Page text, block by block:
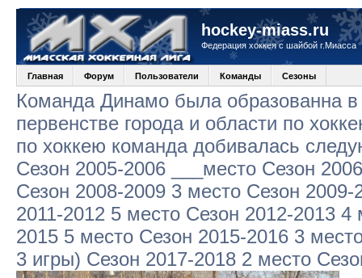
hockey-miass.ru
Федерация хоккея с шайбой г.Миасса
Главная Форум Пользователи Команды Сезоны
Команда Динамо была образованна
первенстве города и области по
по хоккею команда добивалась
Сезон 2005-2006 ___место Сезон
Сезон 2008-2009 3 место Сезон
2011-2012 5 место Сезон 2012-2013
2015 5 место Сезон 2015-2016 3
3 игры) Сезон 2017-2018 2 место